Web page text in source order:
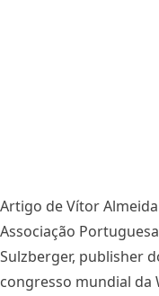
Artigo de Vítor
Associação
Sulzberger, publisher
congresso mundial da